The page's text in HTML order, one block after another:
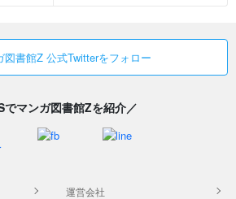
図書館Z 公式Twitterをフォロー
でマンガ図書館Zを紹介／
運営会社